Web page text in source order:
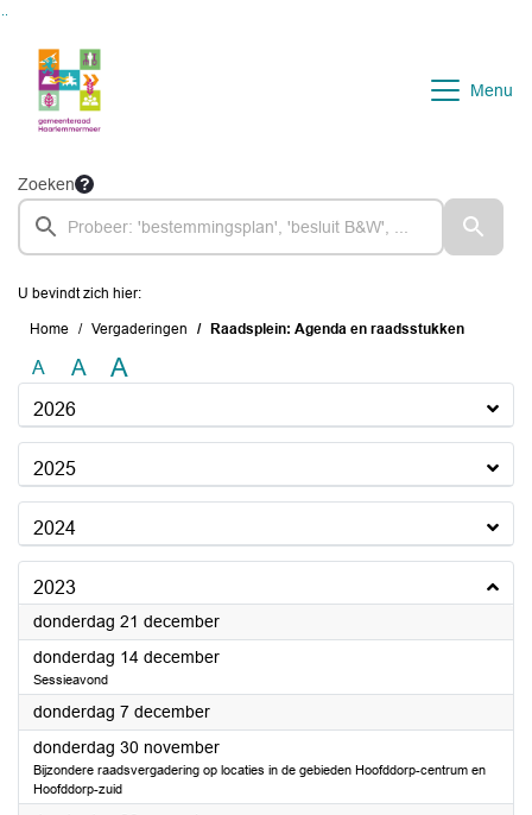
Menu
Zoeken
U bevindt zich hier:
Home Vergaderingen Raadsplein: Agenda en raadsstukken
A A A
2026
2025
2024
2023
donderdag 21 december2023
donderdag 14 december2023
Sessieavond
donderdag 7 december2023
donderdag 30 november2023
Bijzondere raadsvergadering op locaties in de gebieden Hoofddorp-centrum en
Hoofddorp-zuid